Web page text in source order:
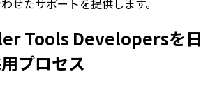
せたサポートを提供します。
Tools Developersを日
プロセス